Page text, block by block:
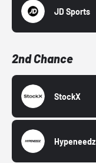
JD Sports
2nd Chance
StockX
Hypeneedz